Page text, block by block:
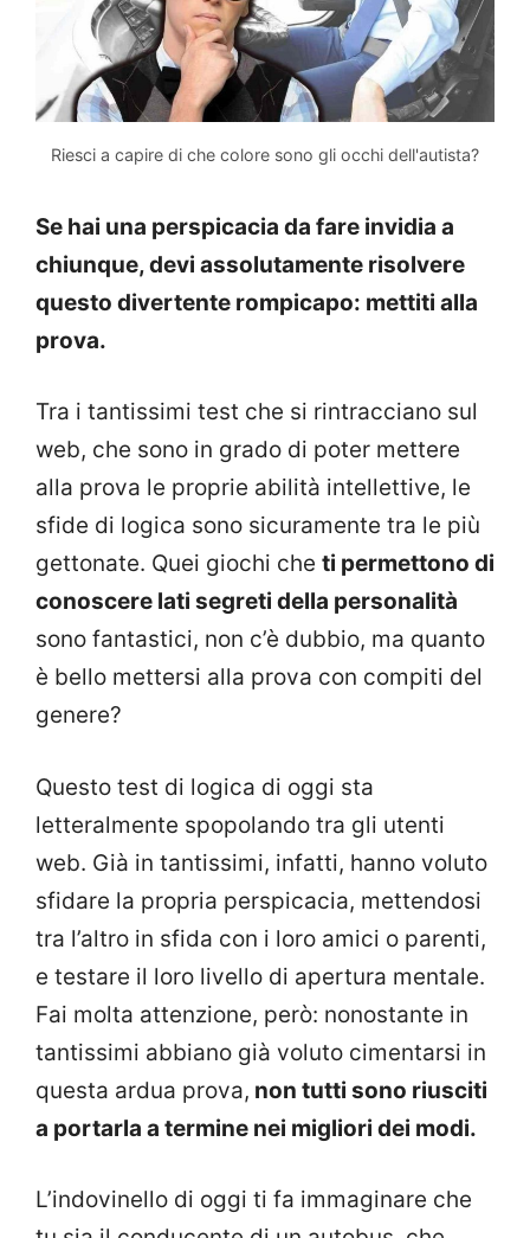
Riesci a capire di che colore sono gli occhi dell'autista?
Se hai una perspicacia da fare invidia a
chiunque, devi assolutamente risolvere
questo divertente rompicapo: mettiti alla
prova.
Tra i tantissimi test che si rintracciano sul
web, che sono in grado di poter mettere
alla prova le proprie abilità intellettive, le
sfide di logica sono sicuramente tra le più
gettonate. Quei giochi che ti permettono di
conoscere lati segreti della personalità
sono fantastici, non c’è dubbio, ma quanto
è bello mettersi alla prova con compiti del
genere?
Questo test di logica di oggi sta
letteralmente spopolando tra gli utenti
web. Già in tantissimi, infatti, hanno voluto
sfidare la propria perspicacia, mettendosi
tra l’altro in sfida con i loro amici o parenti,
e testare il loro livello di apertura mentale.
Fai molta attenzione, però: nonostante in
tantissimi abbiano già voluto cimentarsi in
questa ardua prova, non tutti sono riusciti
a portarla a termine nei migliori dei modi.
L’indovinello di oggi ti fa immaginare che